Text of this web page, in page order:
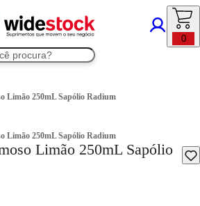
0
Limão 250mL Sapólio Radium
Limão 250mL Sapólio Radium
Limão 250mL Sapólio